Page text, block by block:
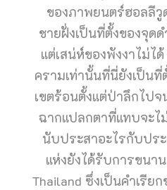
ของภาพยนตร์ฮอลลีวู
ชายฝั่งเป็นที่ตั้งของจุด
แต่เสน่ห์ของพังงาไม่ไ
ครามเท่านั้นที่นี่ยังเป็น
เขตร้อนตั้งแต่ป่าลึกไป
ฉากแปลกตาที่แทบจะไ
นับประสาอะไรกับปร
แห่งยังได้รับการขนา
Thailand ซึ่งเป็นคำเรีย